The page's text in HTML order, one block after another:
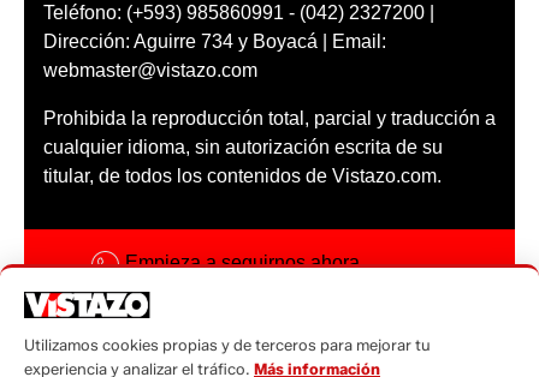
Teléfono: (+593) 985860991 - (042) 2327200 |
Dirección: Aguirre 734 y Boyacá | Email:
webmaster@vistazo.com
Prohibida la reproducción total, parcial y traducción a
cualquier idioma, sin autorización escrita de su
titular, de todos los contenidos de Vistazo.com.
Empieza a seguirnos ahora
Código ética
Utilizamos cookies propias y de terceros para mejorar tu
experiencia y analizar el tráfico. Más información